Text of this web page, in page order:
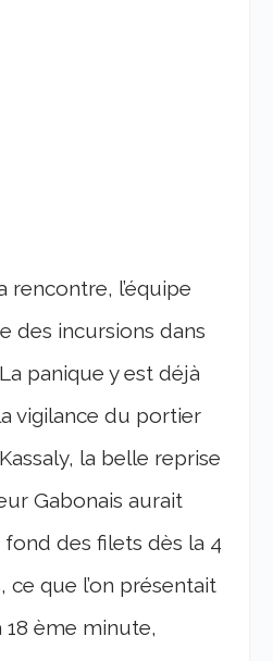
rencontre, l’équipe
des incursions dans
panique y est déjà
vigilance du portier
la belle reprise
Gabonais aurait
des filets dès la 4
ce que l’on présentait
18 ème minute,